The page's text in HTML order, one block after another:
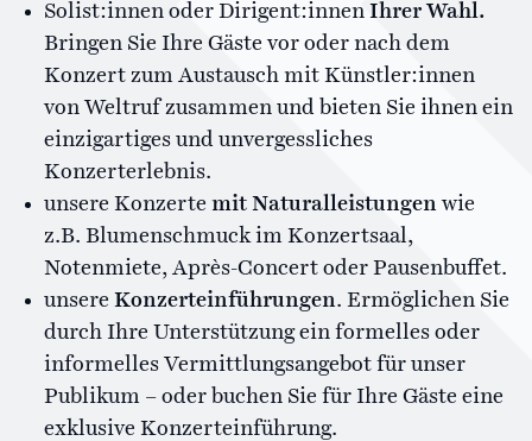
Solist:innen oder Dirigent:innen Ihrer Wahl.
Bringen Sie Ihre Gäste vor oder nach dem
Konzert zum Austausch mit Künstler:innen
von Weltruf zusammen und bieten Sie ihnen ein
einzigartiges und unvergessliches
Konzerterlebnis.
unsere Konzerte mit Naturalleistungen wie
z.B. Blumenschmuck im Konzertsaal,
Notenmiete, Après-Concert oder Pausenbuffet.
unsere Konzerteinführungen. Ermöglichen Sie
durch Ihre Unterstützung ein formelles oder
informelles Vermittlungsangebot für unser
Publikum – oder buchen Sie für Ihre Gäste eine
exklusive Konzerteinführung.